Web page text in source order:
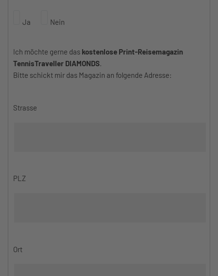
Ja Nein
Ich möchte gerne das kostenlose Print-Reisemagazin
TennisTraveller DIAMONDS.
Bitte schickt mir das Magazin an folgende Adresse:
Strasse
PLZ
Ort